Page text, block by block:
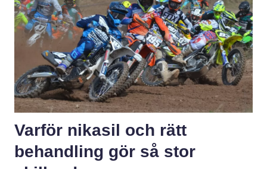
Varför nikasil och rätt
behandling gör så stor